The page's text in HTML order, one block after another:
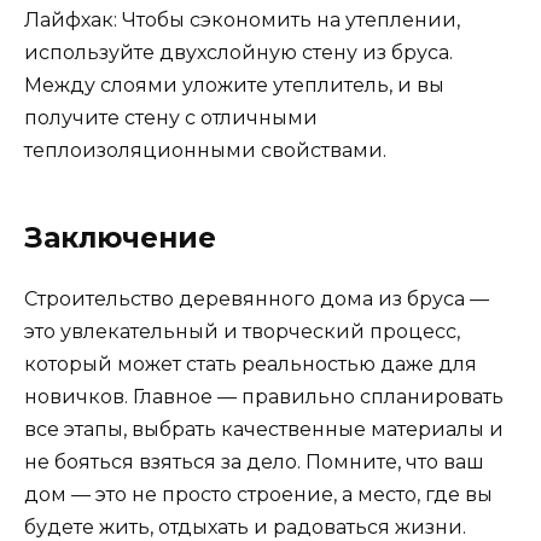
Лайфхак: Чтобы сэкономить на утеплении,
используйте двухслойную стену из бруса.
Между слоями уложите утеплитель, и вы
получите стену с отличными
теплоизоляционными свойствами.
Заключение
Строительство деревянного дома из бруса —
это увлекательный и творческий процесс,
который может стать реальностью даже для
новичков. Главное — правильно спланировать
все этапы, выбрать качественные материалы и
не бояться взяться за дело. Помните, что ваш
дом — это не просто строение, а место, где вы
будете жить, отдыхать и радоваться жизни.